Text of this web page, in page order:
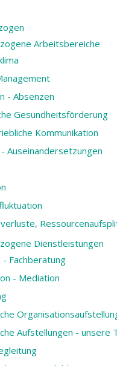
Arbeitsbereiche
- Absenzen
Gesundheitsförderung
Kommunikation
Auseinandersetzungen
Dienstleistungen
- Fachberatung
- Mediation
Aufstellungen - unsere